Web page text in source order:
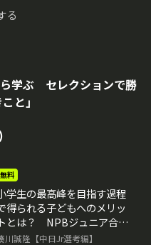
る
学ぶ セレクションで勝
と｣
無料
学生の最高峰を目指す過程
得られる子どもへのメリッ
トとは？ NPBジュニア合格
ために取り組むべきこと
川誠隆【中日Jr選考編】